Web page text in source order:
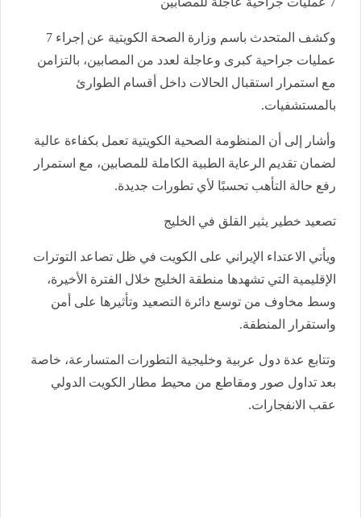
وكشف المتحدث باسم وزارة الصحة الكويتية عن إجراء 7
عمليات جراحية كبرى وعاجلة لعدد من المصابين، بالتزامن
مع استمرار استقبال الحالات داخل أقسام الطوارئ
بالمستشفيات.
وأشار إلى أن المنظومة الصحية الكويتية تعمل بكفاءة عالية
لضمان تقديم الرعاية الطبية الكاملة للمصابين، مع استمرار
رفع حالة التأهب تحسبًا لأي تطورات جديدة.
تصعيد خطير يثير القلق في الخليج
ويأتي الاعتداء الإيراني على الكويت في ظل تصاعد التوترات
الإقليمية التي تشهدها منطقة الخليج خلال الفترة الأخيرة،
وسط مخاوف من توسع دائرة التصعيد وتأثيرها على أمن
واستقرار المنطقة.
وتتابع عدة دول عربية وخليجية التطورات المتسارعة، خاصة
بعد تداول صور ومقاطع من محيط مطار الكويت الدولي
عقب الانفجارات.